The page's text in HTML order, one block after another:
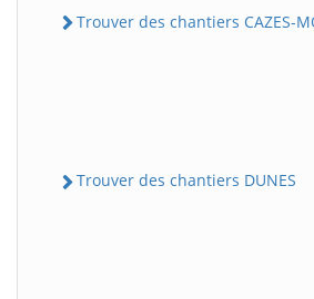
Trouver des chantiers CAZES-
Trouver des chantiers DUNES